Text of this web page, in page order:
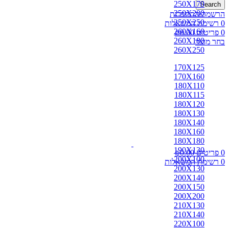
Search
הרשמה/התחברות
0 רשימת המשאלות
0 פריטים ₪0.00
בחר מוצר
0 פריטים ₪0.00
0 רשימת המשאלות
250X170
250X200
250X250
260X160
260X180
260X250
170X125
170X160
180X110
180X115
180X120
180X130
180X140
180X160
180X180
190X130
200X100
200X130
200X140
200X150
200X200
210X130
210X140
220X100